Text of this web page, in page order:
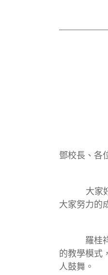
鄧校長、各
大家好!今
大家努力的
羅桂祥中
的教學模式
人鼓舞。